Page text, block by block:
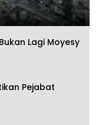
Lagi Moyesy
Pejabat